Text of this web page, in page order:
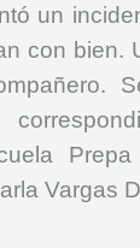
un
con bien.
Vargas